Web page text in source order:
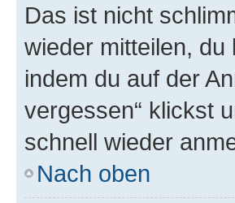
Das ist nicht
wieder mitteilen,
indem du auf der
vergessen“ klickst
schnell wieder
Nach oben